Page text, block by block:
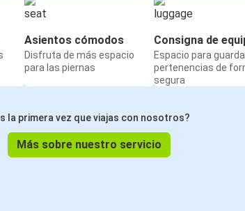
Asientos cómodos
Disfruta de más espacio
para las piernas
Consigna de
Espacio para
pertenencias de
segura
la primera vez que viajas con nosotros?
Más sobre nuestro servicio